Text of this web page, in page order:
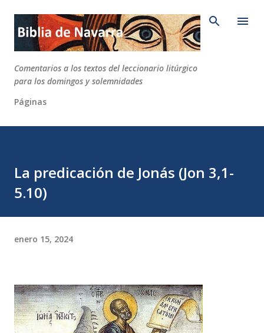
Ir al contenido principal
Comentarios a los textos del leccionario litúrgico
para los domingos y solemnidades
Páginas
La predicación de Jonás (Jon 3,1-
5.10)
enero 15, 2024